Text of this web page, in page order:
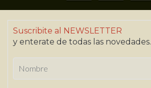
Suscribite al NEWSLETTER
y enterate de todas las novedades.